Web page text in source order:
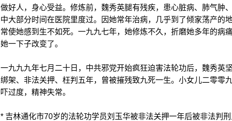
做好人，身心受益。修炼前，魏秀英腿有残疾，患心脏病、肺气肿
中大部分时间在医院里度过。因她常年治病，几乎到了倾家荡产的
常使她感到生不如死。一九九七年，她修炼不久，折磨她多年的病
她一下子改变了。
一九九九年七月二十日，中共邪党开始疯狂迫害法轮功后，魏秀英
绑架、非法关押、枉判五年，曾被摧残致九死一生。小女儿二零零
吓过度，精神失常。
* 吉林通化市70岁的法轮功学员刘玉华被非法关押一年后被非法判